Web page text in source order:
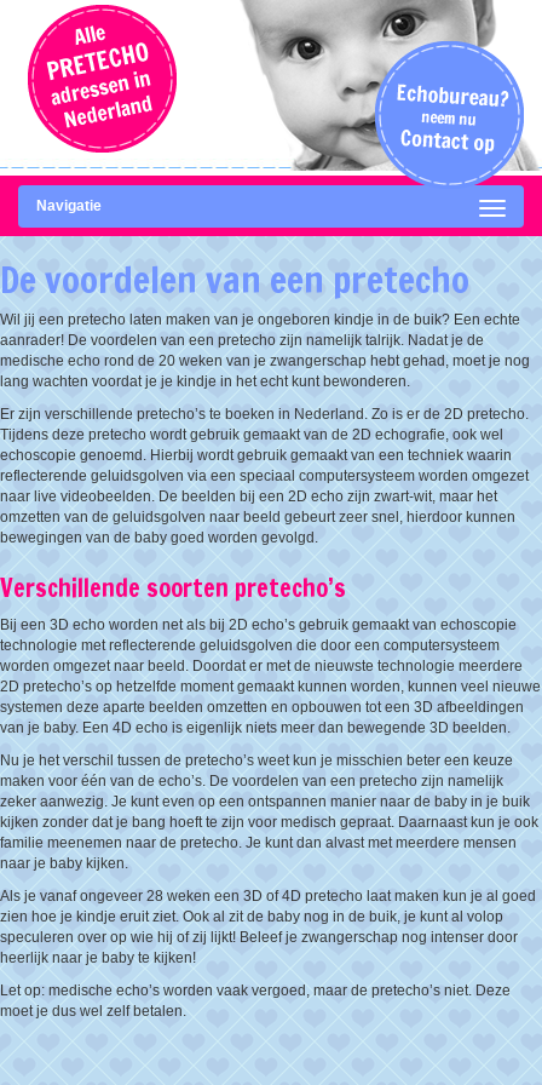
Navigatie
De voordelen van een pretecho
Wil jij een pretecho laten maken van je ongeboren kindje in de buik? Een echte
aanrader! De voordelen van een pretecho zijn namelijk talrijk. Nadat je de
medische echo rond de 20 weken van je zwangerschap hebt gehad, moet je nog
lang wachten voordat je je kindje in het echt kunt bewonderen.
Er zijn verschillende pretecho’s te boeken in Nederland. Zo is er de 2D pretecho.
Tijdens deze pretecho wordt gebruik gemaakt van de 2D echografie, ook wel
echoscopie genoemd. Hierbij wordt gebruik gemaakt van een techniek waarin
reflecterende geluidsgolven via een speciaal computersysteem worden omgezet
naar live videobeelden. De beelden bij een 2D echo zijn zwart-wit, maar het
omzetten van de geluidsgolven naar beeld gebeurt zeer snel, hierdoor kunnen
bewegingen van de baby goed worden gevolgd.
Verschillende soorten pretecho’s
Bij een 3D echo worden net als bij 2D echo’s gebruik gemaakt van echoscopie
technologie met reflecterende geluidsgolven die door een computersysteem
worden omgezet naar beeld. Doordat er met de nieuwste technologie meerdere
2D pretecho’s op hetzelfde moment gemaakt kunnen worden, kunnen veel nieuwe
systemen deze aparte beelden omzetten en opbouwen tot een 3D afbeeldingen
van je baby. Een 4D echo is eigenlijk niets meer dan bewegende 3D beelden.
Nu je het verschil tussen de pretecho’s weet kun je misschien beter een keuze
maken voor één van de echo’s. De voordelen van een pretecho zijn namelijk
zeker aanwezig. Je kunt even op een ontspannen manier naar de baby in je buik
kijken zonder dat je bang hoeft te zijn voor medisch gepraat. Daarnaast kun je ook
familie meenemen naar de pretecho. Je kunt dan alvast met meerdere mensen
naar je baby kijken.
Als je vanaf ongeveer 28 weken een 3D of 4D pretecho laat maken kun je al goed
zien hoe je kindje eruit ziet. Ook al zit de baby nog in de buik, je kunt al volop
speculeren over op wie hij of zij lijkt! Beleef je zwangerschap nog intenser door
heerlijk naar je baby te kijken!
Let op: medische echo’s worden vaak vergoed, maar de pretecho’s niet. Deze
moet je dus wel zelf betalen.